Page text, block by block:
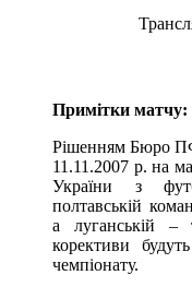
Примітки матчу:
Рішенням Бюро
11.11.2007 р. на
України з
полтавській
а луганській –
корективи
чемпіонату.